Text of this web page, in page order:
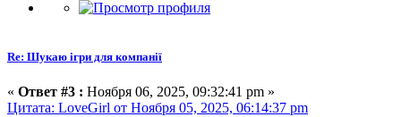
Re: Шукаю ігри для компанії
« Ответ #3 : Ноября 06, 2025, 09:32:41 pm »
Цитата: LoveGirl от Ноября 05, 2025, 06:14:37 pm